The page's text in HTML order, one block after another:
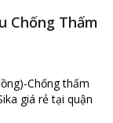
Chống Thấm
Chống thấm
giá rẻ tại quận